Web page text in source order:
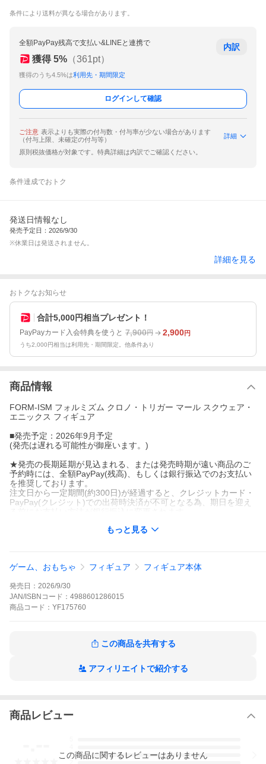
条件により送料が異なる場合があります。
全額PayPay残高で支払い&LINEと連携で
獲得 5% （361pt）
獲得のうち4.5%は利用先・期間限定
内訳
ログインして確認
ご注意 表示よりも実際の付与数・付与率が少ない場合があります
（付与上限、未確定の付与等）
詳細
原則税抜価格が対象です。特典詳細は内訳でご確認ください。
条件達成でおトク
発送日情報なし
発売予定日：2026/9/30
※休業日は発送されません。
詳細を見る
おトクなお知らせ
合計5,000円相当プレゼント！
PayPayカード入会特典を使うと 7,900円 2,900円
うち2,000円相当は利用先・期間限定。他条件あり
商品情報
FORM-ISM フォルミズム クロノ・トリガー マール スクウェア・
エニックス フィギュア
■発売予定：2026年9月予定
(発売は遅れる可能性が御座います。)
★発売の長期延期が見込まれる、または発売時期が遠い商品のご
予約時には、全額PayPay(残高)、もしくは銀行振込でのお支払い
を推奨しております。
注文日から一定期間(約300日)が経過すると、クレジットカード・
PayPay(クレジット)での出荷時決済が不可となる為、期日を迎え
※代金引換は、お取引実績等を鑑みご利用をお断りさせて頂く場
パッケージでも印象深い、キービジュアルの立ち姿を立体化しま
(C)SQUARE ENIX
Illustration：(C)BIRD STUDIO/SHUEISHA
※メーカー公式より発売が遅れる場合がございます。
い。
■ ご注文前に必ずご確認ください
・クーポンご利用時の注意点について
もっと見る
ゲーム、おもちゃ フィギュア フィギュア本体
発売日： 2026/9/30
JAN/ISBNコード： 4988601286015
商品 コード： YF175760
この商品を共有する
アフィリエイトで紹介する
商品レビュー
3
この商品に関するレビューはありません